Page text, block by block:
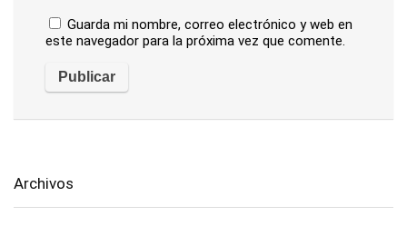
Guarda mi nombre, correo electrónico y web en
este navegador para la próxima vez que comente.
Archivos